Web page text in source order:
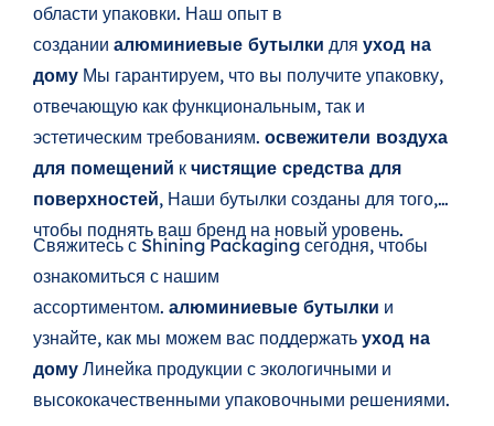
области упаковки. Наш опыт в
создании алюминиевые бутылки для уход на
дому Мы гарантируем, что вы получите упаковку,
отвечающую как функциональным, так и
эстетическим требованиям. освежители воздуха
для помещений к чистящие средства для
поверхностей, Наши бутылки созданы для того,
чтобы поднять ваш бренд на новый уровень.
Свяжитесь с Shining Packaging сегодня, чтобы
ознакомиться с нашим
ассортиментом. алюминиевые бутылки и
узнайте, как мы можем вас поддержать уход на
дому Линейка продукции с экологичными и
высококачественными упаковочными решениями.